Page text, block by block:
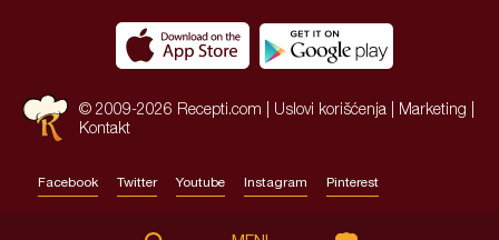
© 2009-2026 Recepti.com | Uslovi korišćenja Marketing
Kontakt
Facebook Twitter Youtube Instagram Pinterest